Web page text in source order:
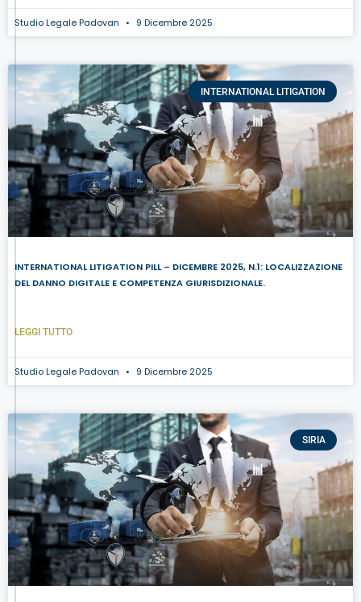
Studio Legale Padovan 9 Dicembre 2025
INTERNATIONAL LITIGATION
INTERNATIONAL LITIGATION PILL – DICEMBRE 2025, N.1: LOCALIZZAZIONE
DEL DANNO DIGITALE E COMPETENZA GIURISDIZIONALE.
LEGGI TUTTO
Studio Legale Padovan 9 Dicembre 2025
SIRIA